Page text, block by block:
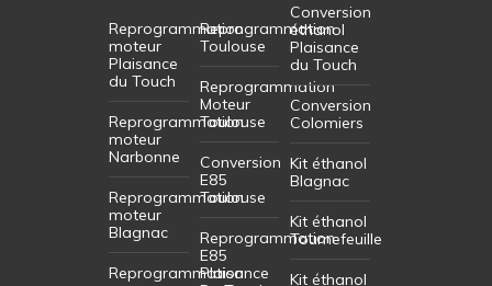
Reprogrammation
moteur
Plaisance
du Touch
Reprogrammation
moteur
Narbonne
Reprogrammation
moteur
Blagnac
Reprogrammation
Reprogrammation
Toulouse
Reprogrammation
Moteur
Toulouse
Conversion
E85
Toulouse
Reprogrammation
E85
Plaisance
Conversion
éthanol
Plaisance
du Touch
Conversion
Colomiers
Kit éthanol
Blagnac
Kit éthanol
Tournefeuille
Kit éthanol